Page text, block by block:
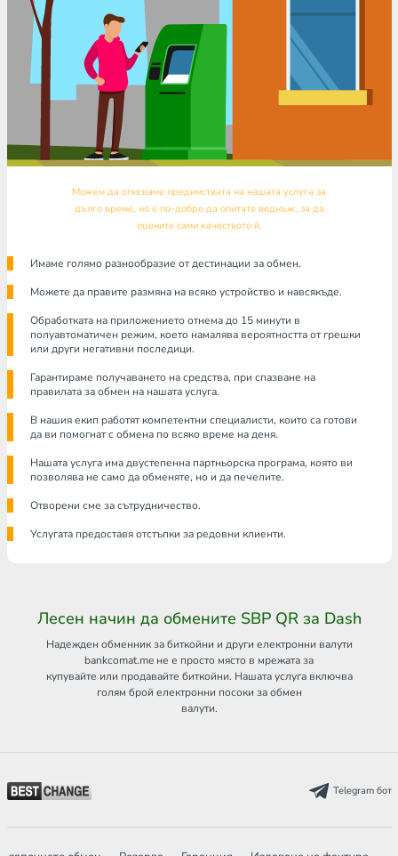
Можем да описваме предимствата на нашата услуга за
дълго време, но е по-добре да опитате веднъж, за да
оцените сами качеството й.
Имаме голямо разнообразие от дестинации за обмен.
Можете да правите размяна на всяко устройство и навсякъде.
Обработката на приложението отнема до 15 минути в
полуавтоматичен режим, което намалява вероятността от грешки
или други негативни последици.
Гарантираме получаването на средства, при спазване на
правилата за обмен на нашата услуга.
В нашия екип работят компетентни специалисти, които са готови
да ви помогнат с обмена по всяко време на деня.
Нашата услуга има двустепенна партньорска програма, която ви
позволява не само да обменяте, но и да печелите.
Отворени сме за сътрудничество.
Услугата предоставя отстъпки за редовни клиенти.
Лесен начин да обмените SBP QR за Dash
Надежден обменник за биткойни и други електронни валути
bankcomat.me не е просто място в мрежата за
купувайте или продавайте биткойни. Нашата услуга включва
голям брой електронни посоки за обмен
валути.
Telegram бот